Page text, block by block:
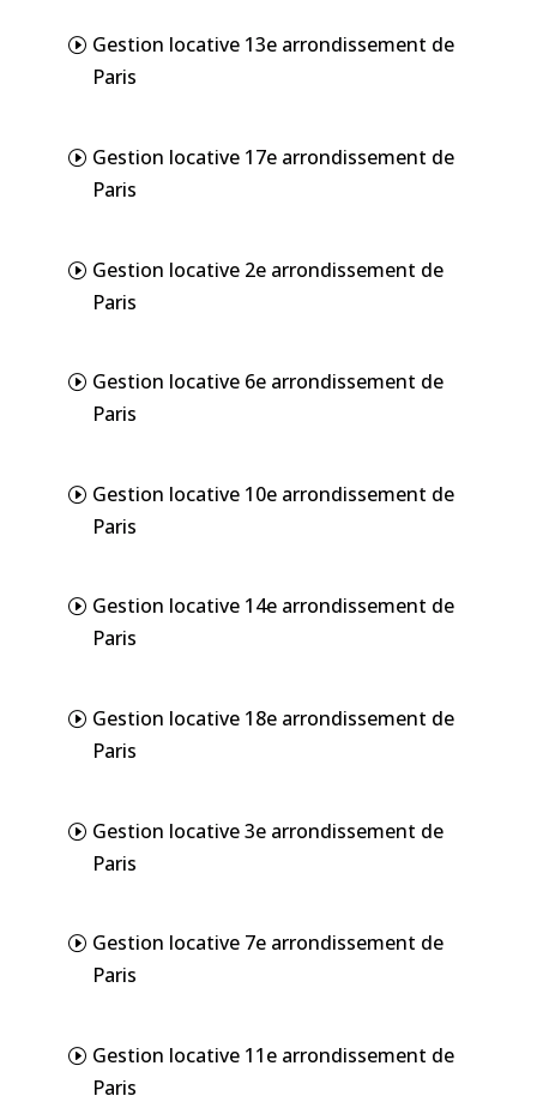
Gestion locative 13e arrondissement de
Paris
Gestion locative 17e arrondissement de
Paris
Gestion locative 2e arrondissement de
Paris
Gestion locative 6e arrondissement de
Paris
Gestion locative 10e arrondissement de
Paris
Gestion locative 14e arrondissement de
Paris
Gestion locative 18e arrondissement de
Paris
Gestion locative 3e arrondissement de
Paris
Gestion locative 7e arrondissement de
Paris
Gestion locative 11e arrondissement de
Paris